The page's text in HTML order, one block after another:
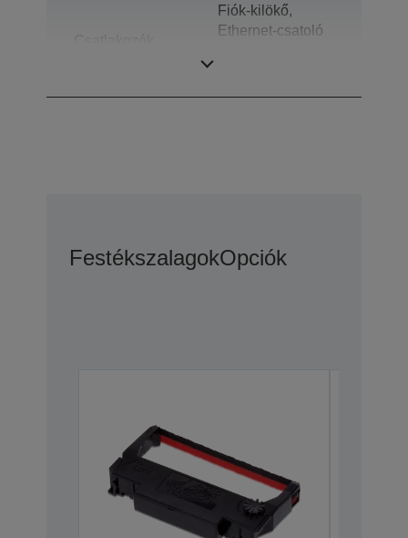
Fiók-kilökő,
Ethernet-csatoló
FestékszalagokOpciók